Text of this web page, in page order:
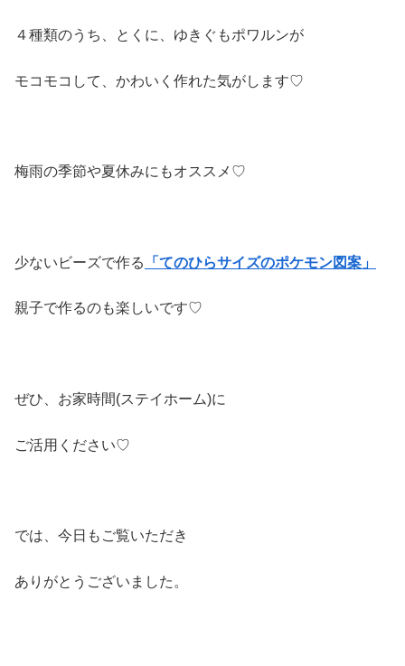
４種類のうち、とくに、ゆきぐもポワルンが
モコモコして、かわいく作れた気がします♡
梅雨の季節や夏休みにもオススメ♡
少ないビーズで作る 「てのひらサイズのポケモン図案」
親子で作るのも楽しいです♡
ぜひ、お家時間(ステイホーム)に
ご活用ください♡
では、今日もご覧いただき
ありがとうございました。